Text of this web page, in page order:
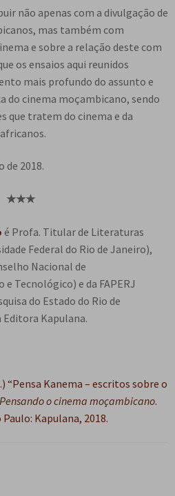
não apenas com a divulgação de
mas também com
e sobre a relação deste com
os ensaios aqui reunidos
mais profundo do assunto e
do cinema moçambicano, sendo
que tratem do cinema e da
de 2018.
★★★
é Profa. Titular de Literaturas
Federal do Rio de Janeiro),
Nacional de
Tecnológico) e da FAPERJ
do Estado do Rio de
Editora Kapulana.
“Pensa Kanema – escritos sobre o
Pensando o cinema moçambicano.
Kapulana, 2018.